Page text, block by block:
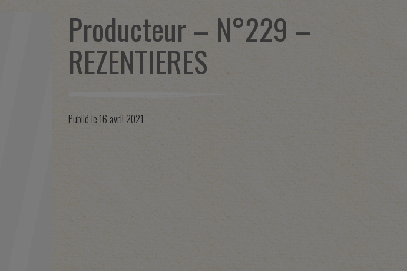
Producteur – N°229 –
REZENTIERES
Publié le 16 avril 2021